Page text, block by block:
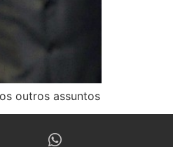
outros assuntos